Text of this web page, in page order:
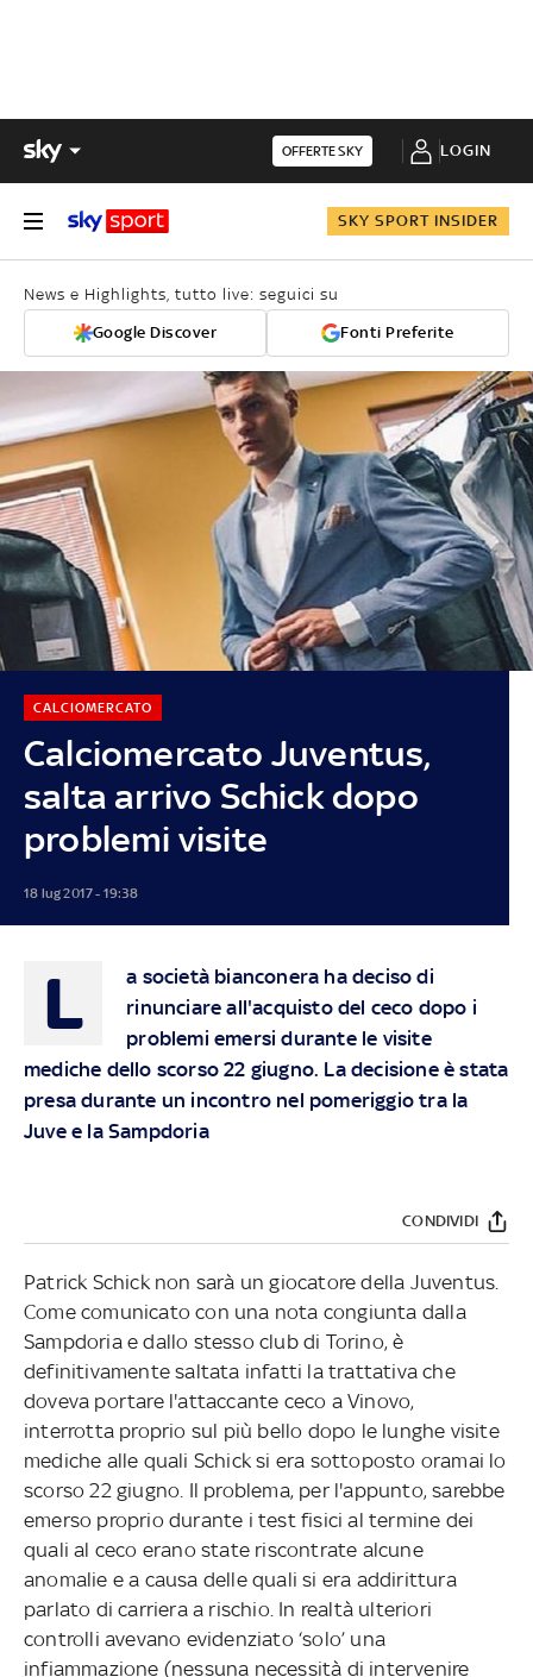
OFFERTE SKY LOGIN
SKY SPORT INSIDER
News e Highlights, tutto live: seguici su
Google Discover Fonti Preferite
Calciomercato Juventus,
salta arrivo Schick dopo
problemi visite
CALCIOMERCATO
18 lug 2017 - 19:38
L
a società bianconera ha deciso di
rinunciare all'acquisto del ceco dopo i
problemi emersi durante le visite
mediche dello scorso 22 giugno. La decisione è stata
presa durante un incontro nel pomeriggio tra la
Juve e la Sampdoria
CONDIVIDI
Patrick Schick non sarà un giocatore della Juventus.
Come comunicato con una nota congiunta dalla
Sampdoria e dallo stesso club di Torino, è
definitivamente saltata infatti la trattativa che
doveva portare l'attaccante ceco a Vinovo,
interrotta proprio sul più bello dopo le lunghe visite
mediche alle quali Schick si era sottoposto oramai lo
scorso 22 giugno. Il problema, per l'appunto, sarebbe
emerso proprio durante i test fisici al termine dei
quali al ceco erano state riscontrate alcune
anomalie e a causa delle quali si era addirittura
parlato di carriera a rischio. In realtà ulteriori
controlli avevano evidenziato ‘solo’ una
infiammazione (nessuna necessità di intervenire